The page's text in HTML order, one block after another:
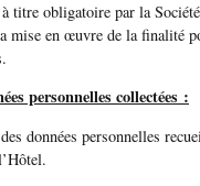
titre obligatoire par la
mise en œuvre de la finalité
personnelles collectées :
données personnelles